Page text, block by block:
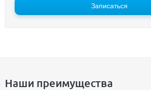
Записаться
Наши преимущества